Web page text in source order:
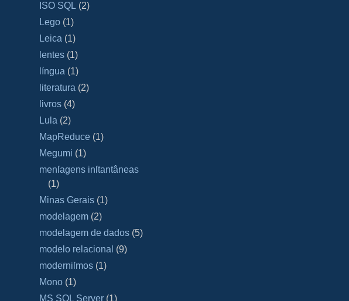
ISO SQL (2)
Lego (1)
Leica (1)
lentes (1)
língua (1)
literatura (2)
livros (4)
Lula (2)
MapReduce (1)
Megumi (1)
menſagens inſtantâneas
(1)
Minas Gerais (1)
modelagem (2)
modelagem de dados (5)
modelo relacional (9)
moderniſmos (1)
Mono (1)
MS SQL Server (1)